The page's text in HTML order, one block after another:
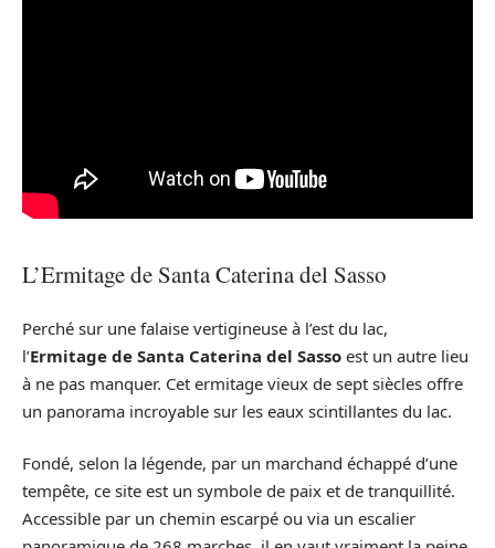
L’Ermitage de Santa Caterina del Sasso
Perché sur une falaise vertigineuse à l’est du lac,
l’Ermitage de Santa Caterina del Sasso est un autre lieu
à ne pas manquer. Cet ermitage vieux de sept siècles offre
un panorama incroyable sur les eaux scintillantes du lac.
Fondé, selon la légende, par un marchand échappé d’une
tempête, ce site est un symbole de paix et de tranquillité.
Accessible par un chemin escarpé ou via un escalier